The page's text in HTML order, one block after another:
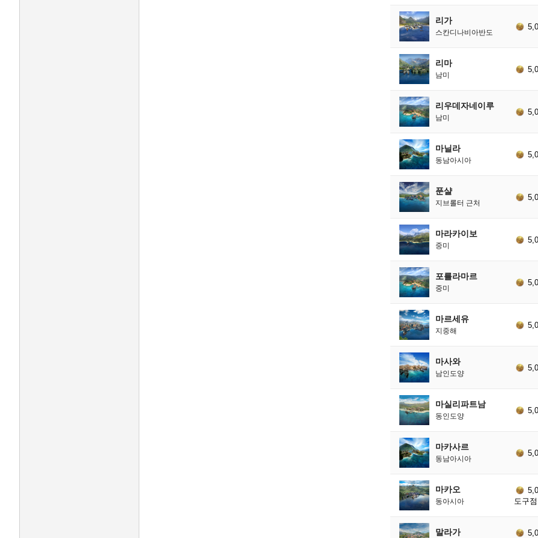
리가
스칸디나비아반도
리마
남미
리우데자네이루
남미
마닐라
동남아시아
푼샬
지브롤터 근처
마라카이보
중미
포를라마르
중미
마르세유
지중해
마사와
남인도양
마실리파트남
동인도양
마카사르
동남아시아
마카오
동아시아
도구
말라가